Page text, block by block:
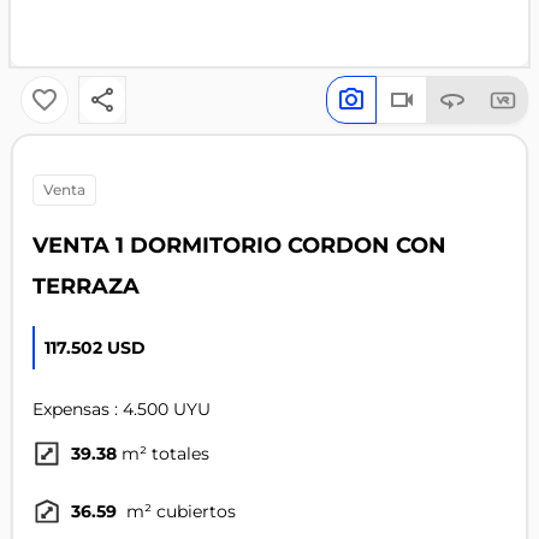
venta
VENTA 1 DORMITORIO CORDON CON
TERRAZA
117.502 USD
Expensas : 4.500 UYU
39.38 m² totales
36.59 m² cubiertos